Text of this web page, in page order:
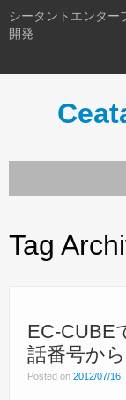
シータントエンター
開発
Tag
EC-CUBE
話番号か
Posted on 2012/07/16